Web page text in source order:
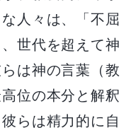
人々は、「不屈
世代を超えて神
は神の言葉（教
位の本分と解釈
らは精力的に自